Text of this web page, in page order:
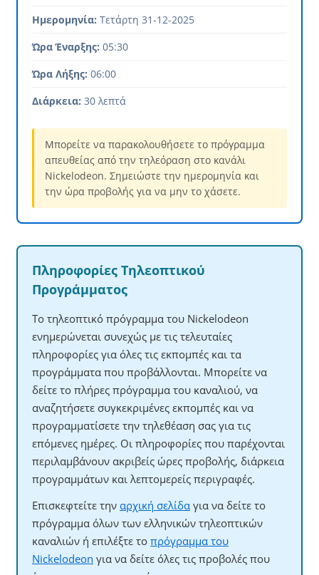
Ημερομηνία: Τετάρτη 31-12-2025
Ώρα Έναρξης: 05:30
Ώρα Λήξης: 06:00
Διάρκεια: 30 λεπτά
Μπορείτε να παρακολουθήσετε το πρόγραμμα
απευθείας από την τηλεόραση στο κανάλι
Nickelodeon. Σημειώστε την ημερομηνία και
την ώρα προβολής για να μην το χάσετε.
Πληροφορίες Τηλεοπτικού
Προγράμματος
Το τηλεοπτικό πρόγραμμα του Nickelodeon
ενημερώνεται συνεχώς με τις τελευταίες
πληροφορίες για όλες τις εκπομπές και τα
προγράμματα που προβάλλονται. Μπορείτε να
δείτε το πλήρες πρόγραμμα του καναλιού, να
αναζητήσετε συγκεκριμένες εκπομπές και να
προγραμματίσετε την τηλεθέαση σας για τις
επόμενες ημέρες. Οι πληροφορίες που παρέχονται
περιλαμβάνουν ακριβείς ώρες προβολής, διάρκεια
προγραμμάτων και λεπτομερείς περιγραφές.
Επισκεφτείτε την αρχική σελίδα για να δείτε το
πρόγραμμα όλων των ελληνικών τηλεοπτικών
καναλιών ή επιλέξτε το πρόγραμμα του
Nickelodeon για να δείτε όλες τις προβολές που